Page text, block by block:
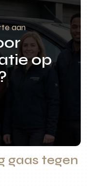
aan
op
gaas tegen